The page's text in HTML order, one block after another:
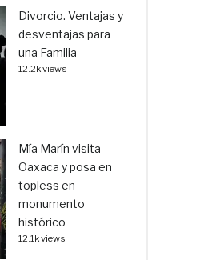
Divorcio. Ventajas y
desventajas para
una Familia
12.2k views
Mía Marín visita
Oaxaca y posa en
topless en
monumento
histórico
12.1k views